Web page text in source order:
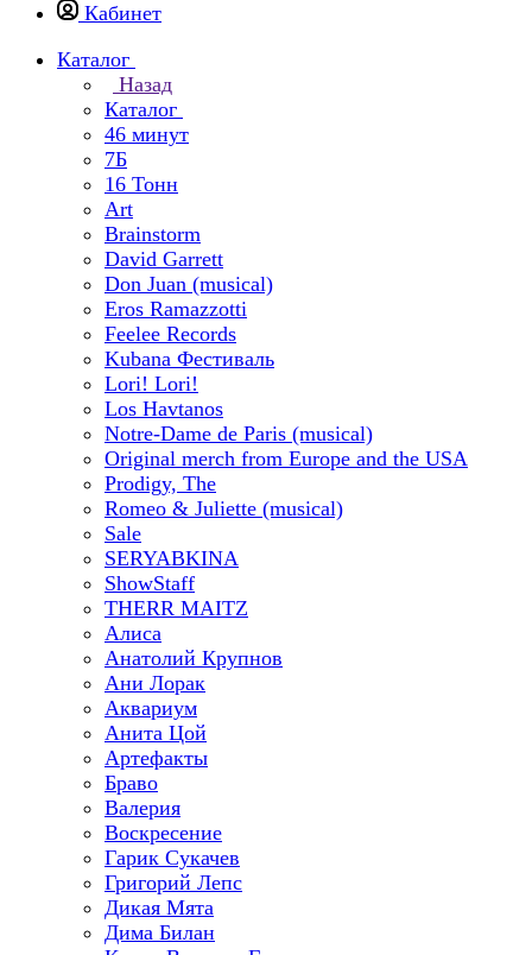
Кабинет
Каталог
Назад
Каталог
46 минут
7Б
16 Тонн
Art
Brainstorm
David Garrett
Don Juan (musical)
Eros Ramazzotti
Feelee Records
Kubana Фестиваль
Lori! Lori!
Los Havtanos
Notre-Dame de Paris (musical)
Original merch from Europe and the USA
Prodigy, The
Romeo & Juliette (musical)
Sale
SERYABKINA
ShowStaff
THERR MAITZ
Алиса
Анатолий Крупнов
Ани Лорак
Аквариум
Анита Цой
Артефакты
Браво
Валерия
Воскресение
Гарик Сукачев
Григорий Лепс
Дикая Мята
Дима Билан